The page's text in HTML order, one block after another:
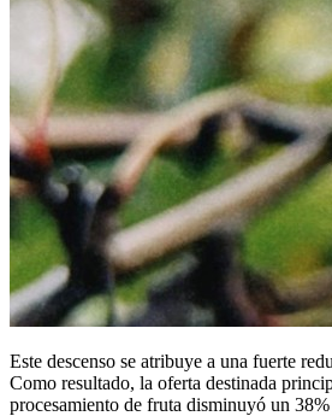
Este descenso se atribuye a una fuerte
Como resultado, la oferta destinada
procesamiento de fruta disminuyó un